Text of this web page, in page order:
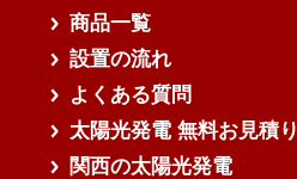
商品一覧
設置の流れ
よくある質問
太陽光発電 無料お見積り
関西の太陽光発電